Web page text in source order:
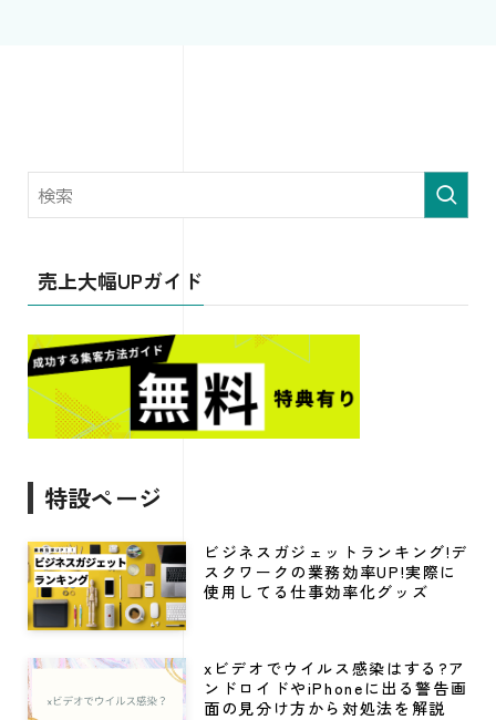
売上大幅UPガイド
特設ページ
ビジネスガジェットランキング!デ
スクワークの業務効率UP!実際に
使用してる仕事効率化グッズ
xビデオでウイルス感染はする?ア
ンドロイドやiPhoneに出る警告画
面の見分け方から対処法を解説